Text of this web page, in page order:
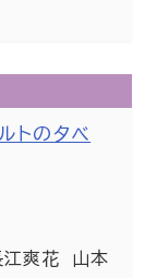
トの夕べ
江爽花 山本